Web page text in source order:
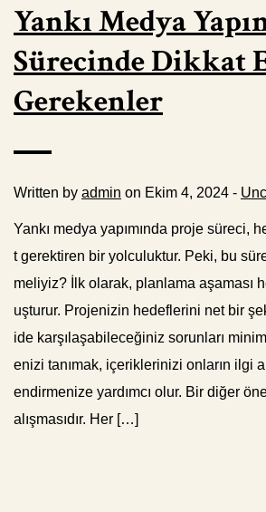
Yankı Medya
Sürecinde Dikkat
Gerekenler
Written by admin on Ekim 4, 2024 -
Yankı medya yapımında proje süreci,
t gerektiren bir yolculuktur. Peki, bu
meliyiz? İlk olarak, planlama aşaması
uşturur. Projenizin hedeflerini net bir
ide karşılaşabileceğiniz sorunları
enizi tanımak, içeriklerinizi onların ilgi
endirmenize yardımcı olur. Bir diğer
alışmasıdır. Her […]